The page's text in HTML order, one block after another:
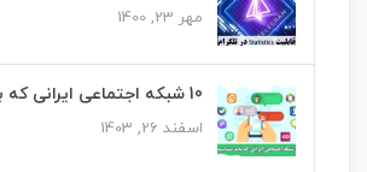
مهر 23, 1400
10 شبکه اجتماعی ایرانی که باید بشناسید
اسفند 26, 1403